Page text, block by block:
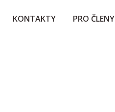
KONTAKTY PRO ČLENY